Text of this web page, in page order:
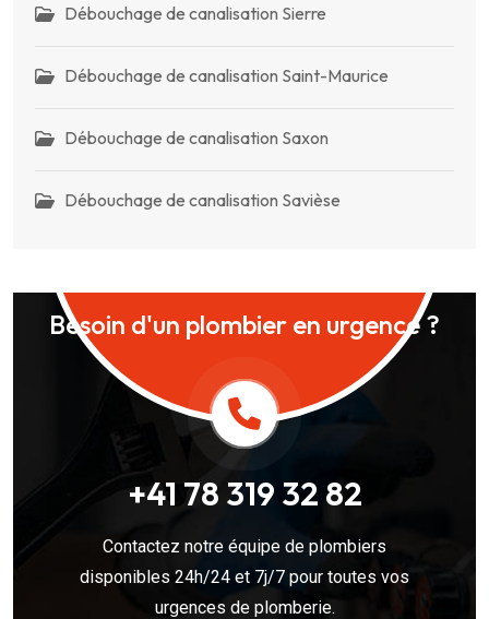
Débouchage de canalisation Sierre
Débouchage de canalisation Saint-Maurice
Débouchage de canalisation Saxon
Débouchage de canalisation Savièse
Besoin d'un plombier en urgence ?
+41 78 319 32 82
Contactez notre équipe de plombiers
disponibles 24h/24 et 7j/7 pour toutes vos
urgences de plomberie.